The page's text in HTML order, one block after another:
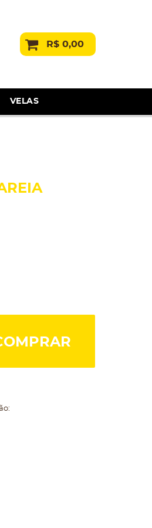
R$ 0,00
VELAS